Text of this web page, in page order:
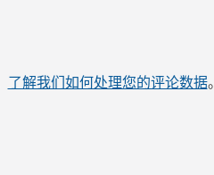
了解我们如何处理您的评论数据。